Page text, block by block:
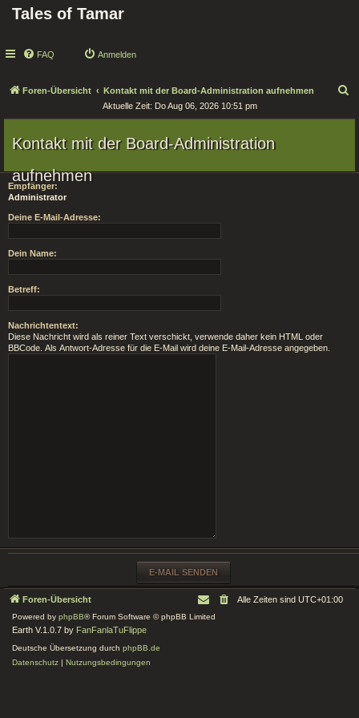
Tales of Tamar
FAQ Anmelden
Foren-Übersicht Kontakt mit der Board-Administration aufnehmen
Aktuelle Zeit: Do Aug 06, 2026 10:51 pm
Kontakt mit der Board-Administration
aufnehmen
Empfänger:
Administrator
Deine E-Mail-Adresse:
Dein Name:
Betreff:
Nachrichtentext:
Diese Nachricht wird als reiner Text verschickt, verwende daher kein HTML oder
BBCode. Als Antwort-Adresse für die E-Mail wird deine E-Mail-Adresse angegeben.
Foren-Übersicht Alle Zeiten sind UTC+01:00
Powered by phpBB® Forum Software © phpBB Limited
Earth V.1.0.7 by FanFanlaTuFlippe
Deutsche Übersetzung durch phpBB.de
Datenschutz | Nutzungsbedingungen